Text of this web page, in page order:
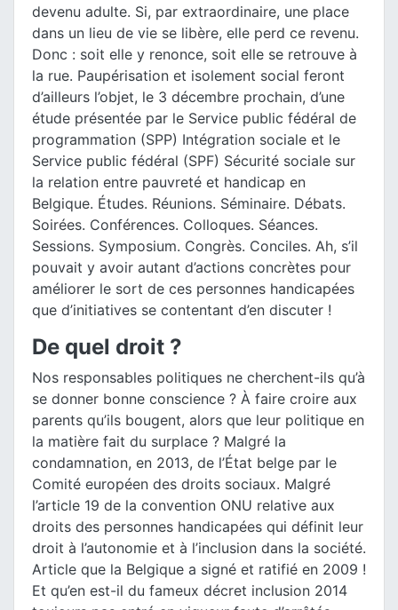
devenu adulte. Si, par extraordinaire, une place
dans un lieu de vie se libère, elle perd ce revenu.
Donc : soit elle y renonce, soit elle se retrouve à
la rue. Paupérisation et isolement social feront
d’ailleurs l’objet, le 3 décembre prochain, d’une
étude présentée par le Service public fédéral de
programmation (SPP) Intégration sociale et le
Service public fédéral (SPF) Sécurité sociale sur
la relation entre pauvreté et handicap en
Belgique. Études. Réunions. Séminaire. Débats.
Soirées. Conférences. Colloques. Séances.
Sessions. Symposium. Congrès. Conciles. Ah, s’il
pouvait y avoir autant d’actions concrètes pour
améliorer le sort de ces personnes handicapées
que d’initiatives se contentant d’en discuter !
De quel droit ?
Nos responsables politiques ne cherchent-ils qu’à
se donner bonne conscience ? À faire croire aux
parents qu’ils bougent, alors que leur politique en
la matière fait du surplace ? Malgré la
condamnation, en 2013, de l’État belge par le
Comité européen des droits sociaux. Malgré
l’article 19 de la convention ONU relative aux
droits des personnes handicapées qui définit leur
droit à l’autonomie et à l’inclusion dans la société.
Article que la Belgique a signé et ratifié en 2009 !
Et qu’en est-il du fameux décret inclusion 2014